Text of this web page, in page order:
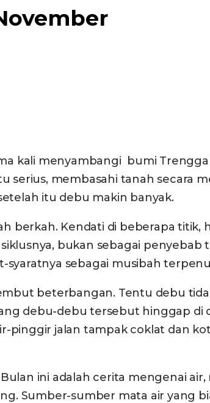
kali menyambangi bumi
serius, membasahi tanah secara
itu debu makin banyak.
berkah. Kendati di beberapa
bukan sebagai penyebab
syaratnya sebagai musibah
beterbangan. Tentu debu
debu-debu tersebut hinggap
pinggir jalan tampak coklat dan
Bulan ini adalah cerita mengenai
Sumber-sumber mata air yang